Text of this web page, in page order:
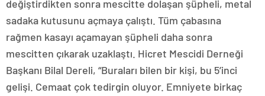
değiştirdikten sonra mescitte dolaşan şüpheli, metal
sadaka kutusunu açmaya çalıştı. Tüm çabasına
rağmen kasayı açamayan şüpheli daha sonra
mescitten çıkarak uzaklaştı. Hicret Mescidi Derneği
Başkanı Bilal Dereli, “Buraları bilen bir kişi, bu 5’inci
gelişi. Cemaat çok tedirgin oluyor. Emniyete birkaç